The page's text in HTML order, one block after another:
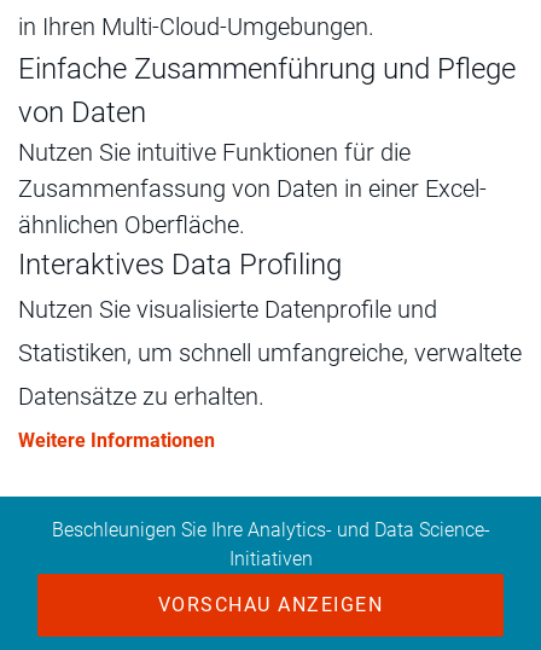
in Ihren Multi-Cloud-Umgebungen.
Einfache Zusammenführung und Pflege
von Daten
Nutzen Sie intuitive Funktionen für die
Zusammenfassung von Daten in einer Excel-
ähnlichen Oberfläche.
Interaktives Data Profiling
Nutzen Sie visualisierte Datenprofile und
Statistiken, um schnell umfangreiche, verwaltete
Datensätze zu erhalten.
Weitere Informationen
Beschleunigen Sie Ihre Analytics- und Data Science-
Initiativen
VORSCHAU ANZEIGEN